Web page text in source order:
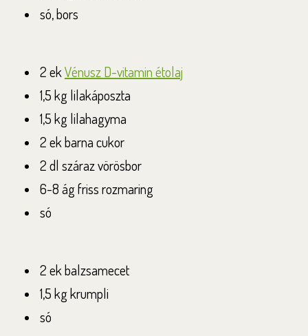
só, bors
2 ekVénusz D-vitamin étolaj
1,5 kg lilakáposzta
1,5 kg lilahagyma
2 ek barna cukor
2 dl száraz vörösbor
6-8 ág friss rozmaring
só
2 ek balzsamecet
1,5 kg krumpli
só